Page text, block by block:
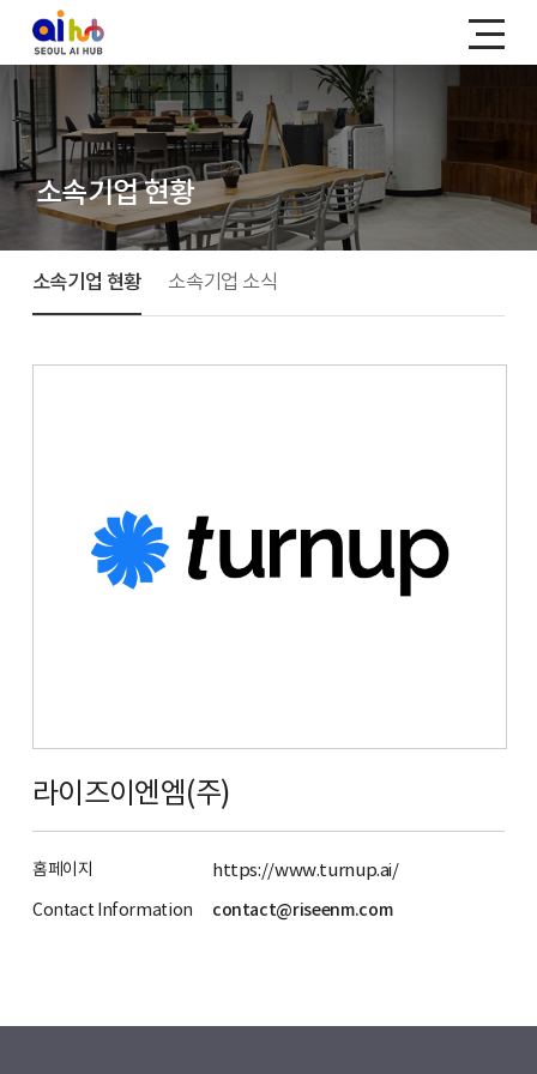
소속기업 현황
소속기업 현황 소속기업 소식
라이즈이엔엠(주)
홈페이지 https://www.turnup.ai/
Contact Information contact@riseenm.com